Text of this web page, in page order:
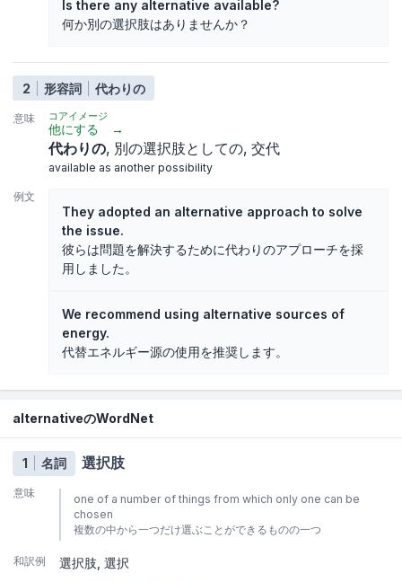
Is there any alternative available?
何か別の選択肢はありませんか？
2 形容詞 代わりの
意味 コアイメージ
他にする →
代わりの 別の選択肢としての 交代
available as another possibility
例文
They adopted an alternative approach to solve
the issue.
彼らは問題を解決するために代わりのアプローチを採
用しました。
We recommend using alternative sources of
energy.
代替エネルギー源の使用を推奨します。
alternativeのWordNet
1 名詞 選択肢
意味
one of a number of things from which only one can be
chosen
複数の中から一つだけ選ぶことができるものの一つ
和訳例 選択肢 選択